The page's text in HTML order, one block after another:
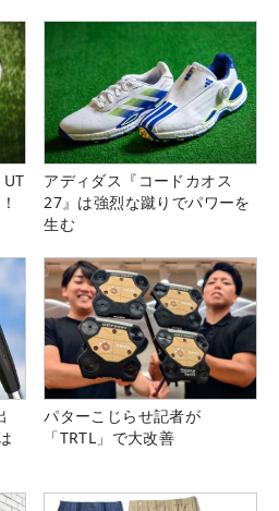
UT
アディダス『コードカオス
27』は強烈な蹴りでパワーを
生む
パターこじらせ記者が
「TRTL」で大改善